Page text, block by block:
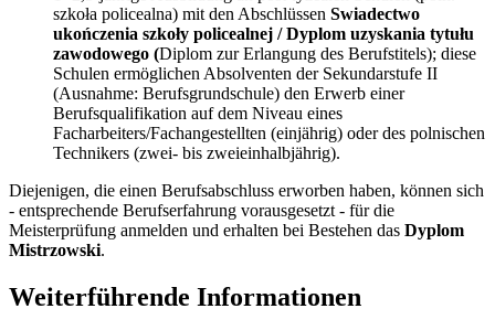
szkoła policealna) mit den Abschlüssen Swiadectwo
ukończenia szkoły policealnej / Dyplom uzyskania tytułu
zawodowego (Diplom zur Erlangung des Berufstitels); diese
Schulen ermöglichen Absolventen der Sekundarstufe II
(Ausnahme: Berufsgrundschule) den Erwerb einer
Berufsqualifikation auf dem Niveau eines
Facharbeiters/Fachangestellten (einjährig) oder des polnischen
Technikers (zwei- bis zweieinhalbjährig).
Diejenigen, die einen Berufsabschluss erworben haben, können sich
- entsprechende Berufserfahrung vorausgesetzt - für die
Meisterprüfung anmelden und erhalten bei Bestehen das Dyplom
Mistrzowski.
Weiterführende Informationen